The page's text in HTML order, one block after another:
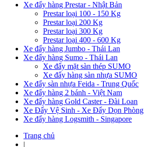
Xe đẩy hàng Prestar - Nhật Bản
Prestar loại 100 - 150 Kg
Prestar loại 200 Kg
Prestar loại 300 Kg
Prestar loại 400 - 600 Kg
Xe đẩy hàng Jumbo - Thái Lan
Xe đẩy hàng Sumo - Thái Lan
Xe đẩy mặt sàn thép SUMO
Xe đẩy hàng sàn nhựa SUMO
Xe đẩy sàn nhựa Feida - Trung Quốc
Xe đẩy hàng 2 bánh - Việt Nam
Xe đẩy hàng Gold Caster - Đài Loan
Xe Đẩy Vệ Sinh - Xe Đẩy Dọn Phòng
Xe đẩy hàng Logsmith - Singapore
Trang chủ
|